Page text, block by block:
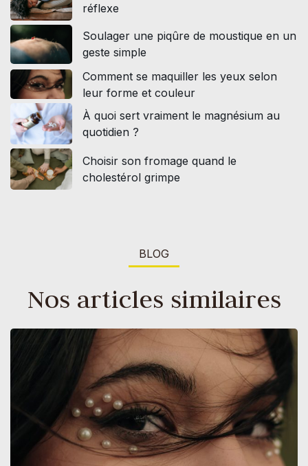
réflexe
Soulager une piqûre de moustique en un
geste simple
Comment se maquiller les yeux selon
leur forme et couleur
À quoi sert vraiment le magnésium au
quotidien ?
Choisir son fromage quand le
cholestérol grimpe
BLOG
Nos articles similaires